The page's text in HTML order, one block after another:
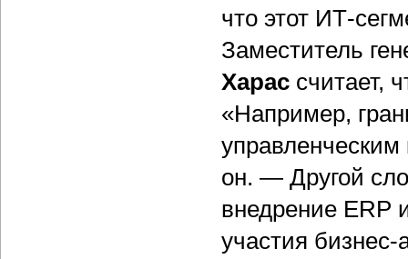
что этот ИТ-
Заместитель
Харас считает,
«Например,
он. — Другой
внедрение ERP
участия бизнес-